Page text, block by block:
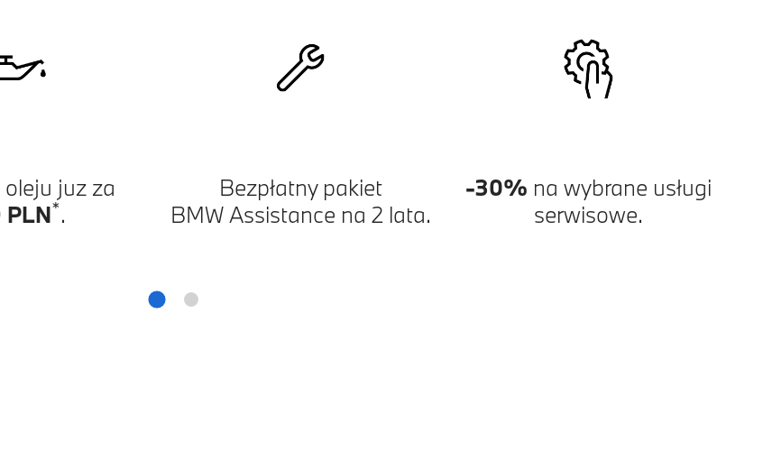
juz za
*.
Bezpłatny pakiet
BMW Assistance na 2 lata.
-30% na wybrane usługi
serwisowe.